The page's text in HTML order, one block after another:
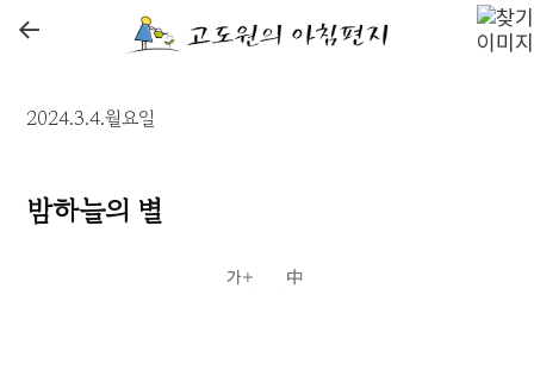
←
2024.3.4.월요일
밤하늘의 별